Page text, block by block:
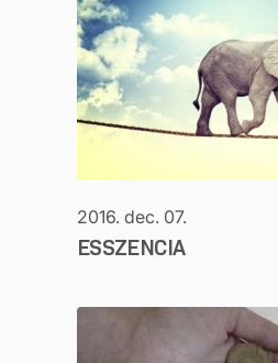
2016. dec. 07.
ESSZENCIA